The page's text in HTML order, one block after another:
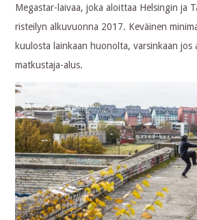
Megastar-laivaa, joka aloittaa Helsingin ja
risteilyn alkuvuonna 2017. Keväinen
kuulosta lainkaan huonolta, varsinkaan jos
matkustaja-alus.